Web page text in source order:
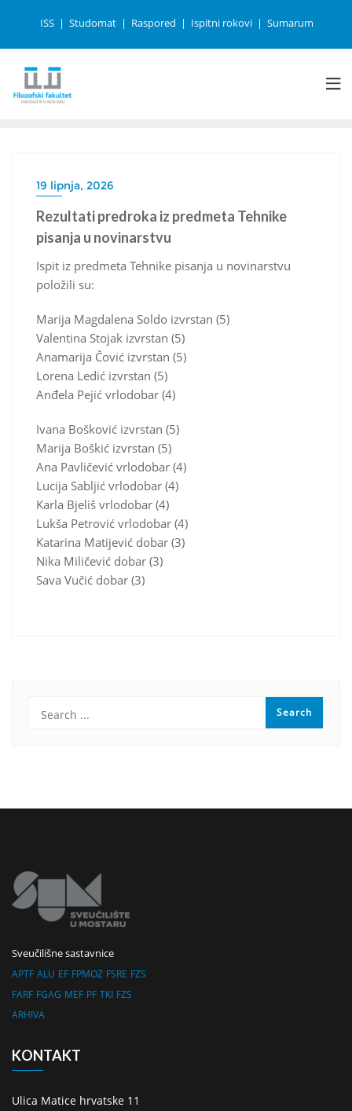
ISS Studomat Raspored Ispitni rokovi Sumarum
19 lipnja, 2026
Rezultati predroka iz predmeta Tehnike
pisanja u novinarstvu
Ispit iz predmeta Tehnike pisanja u novinarstvu
položili su:
Marija Magdalena Soldo izvrstan (5)
Valentina Stojak izvrstan (5)
Anamarija Čović izvrstan (5)
Lorena Ledić izvrstan (5)
Anđela Pejić vrlodobar (4)
Ivana Bošković izvrstan (5)
Marija Boškić izvrstan (5)
Ana Pavličević vrlodobar (4)
Lucija Sabljić vrlodobar (4)
Karla Bjeliš vrlodobar (4)
Lukša Petrović vrlodobar (4)
Katarina Matijević dobar (3)
Nika Miličević dobar (3)
Sava Vučić dobar (3)
Sveučilišne sastavnice
APTF ALU EF FPMOZ FSRE FZS
FARF FGAG MEF PF TKI FZS
ARHIVA
KONTAKT
Ulica Matice hrvatske 11